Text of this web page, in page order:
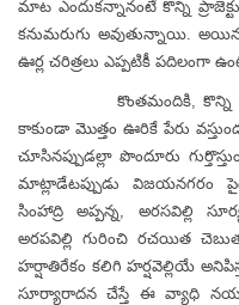
మాట ఎందుకన్నానంటే కొన్ని
కనుమరుగు అవుతున్నాయి.
ఊర్ల చరిత్రలు ఎప్పటికీ పదిలంగా
కొంతమందికి, కొన్ని
కాకుండా మొత్తం ఊరికే పేరు
చూసినప్పుడల్లా పొందూరు
మాట్లాడేటప్పుడు విజయనగరం
సింహాద్రి అప్పన్న, అరసవిల్లి
అరపవిల్లి గురించి రచయిత
హర్షాతిరేకం కలిగి హర్షవెల్లియే
సూర్యారాదన చేస్తే ఈ వ్యాధి